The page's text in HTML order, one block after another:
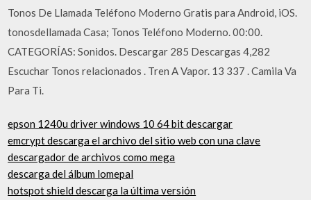
Tonos De Llamada Teléfono Moderno Gratis para Android, iOS.
tonosdellamada Casa; Tonos Teléfono Moderno. 00:00.
CATEGORÍAS: Sonidos. Descargar 285 Descargas 4,282
Escuchar Tonos relacionados . Tren A Vapor. 13 337 . Camila Va
Para Ti.
epson 1240u driver windows 10 64 bit descargar
emcrypt descarga el archivo del sitio web con una clave
descargador de archivos como mega
descarga del álbum lomepal
hotspot shield descarga la última versión